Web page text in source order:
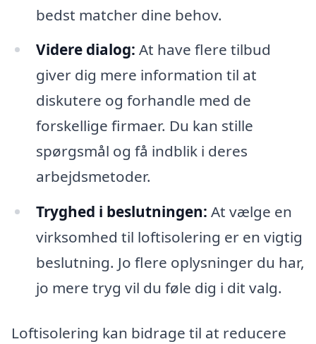
bedst matcher dine behov.
Videre dialog: At have flere tilbud
giver dig mere information til at
diskutere og forhandle med de
forskellige firmaer. Du kan stille
spørgsmål og få indblik i deres
arbejdsmetoder.
Tryghed i beslutningen: At vælge en
virksomhed til loftisolering er en vigtig
beslutning. Jo flere oplysninger du har,
jo mere tryg vil du føle dig i dit valg.
Loftisolering kan bidrage til at reducere